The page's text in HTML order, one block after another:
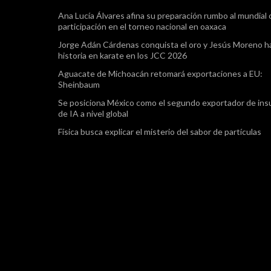
Ana Lucía Álvares afina su preparación rumbo al mundial
participación en el torneo nacional en oaxaca
Jorge Adán Cárdenas conquista el oro y Jesús Moreno
historia en karate en los JCC 2026
Aguacate de Michoacán retomará exportaciones a EU:
Sheinbaum
Se posiciona México como el segundo exportador de
de IA a nivel global
Física busca explicar el misterio del sabor de partículas